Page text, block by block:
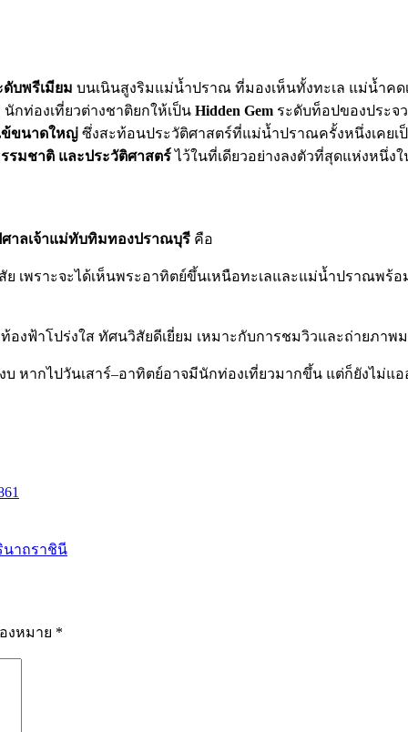
บพรีเมียม บนเนินสูงริมแม่น้ำปราณ ที่มองเห็นทั้งทะเล แม่น้ำค
กท่องเที่ยวต่างชาติยกให้เป็น Hidden Gem ระดับท็อปของประจ
ข้ขนาดใหญ่ ซึ่งสะท้อนประวัติศาสตร์ที่แม่น้ำปราณครั้งหนึ่งเคยเ
รมชาติ และประวัติศาสตร์ไว้ในที่เดียวอย่างลงตัวที่สุดแห่งหนึ่ง
ศาลเจ้าแม่ทับทิมทองปราณบุรี คือ
เพราะจะได้เห็นพระอาทิตย์ขึ้นเหนือทะเลและแม่น้ำปราณพร้
องฟ้าโปร่งใส ทัศนวิสัยดีเยี่ยม เหมาะกับการชมวิวและถ่ายภาพ
บ หากไปวันเสาร์–อาทิตย์อาจมีนักท่องเที่ยวมากขึ้น แต่ก็ยังไม่แ
นาถราชินี
งหมาย *